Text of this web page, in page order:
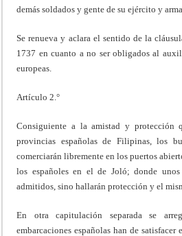
demás soldados y gente de su ejército y
Se renueva y aclara el sentido de la
1737 en cuanto a no ser obligados al
europeas.
Artículo 2.°
Consiguiente a la amistad y protección
provincias españolas de Filipinas, los
comerciarán libremente en los puertos
los españoles en el de Joló; donde
admitidos, sino hallarán protección y el
En otra capitulación separada se
embarcaciones españolas han de